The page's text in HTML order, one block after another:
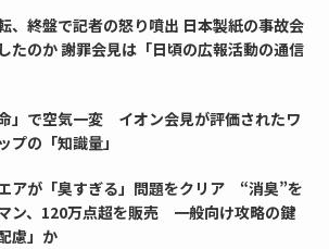
、終盤で記者の怒り噴出 日本製紙の事故会
たのか 謝罪会見は「日頃の広報活動の通信
命」で空気一変 イオン会見が評価されたワ
の「知識量」
アが「臭すぎる」問題をクリア “消臭”を
ン、120万点超を販売 一般向け攻略の鍵
慮」か